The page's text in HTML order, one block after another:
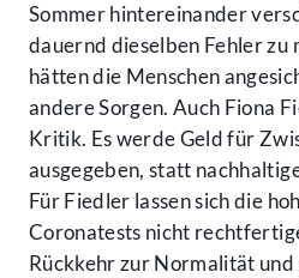
Sommer hintereinander
dauernd dieselben Fehler zu
hätten die Menschen
andere Sorgen. Auch Fiona
Kritik. Es werde Geld für
ausgegeben, statt
Für Fiedler lassen sich die
Coronatests nicht
Rückkehr zur Normalität und